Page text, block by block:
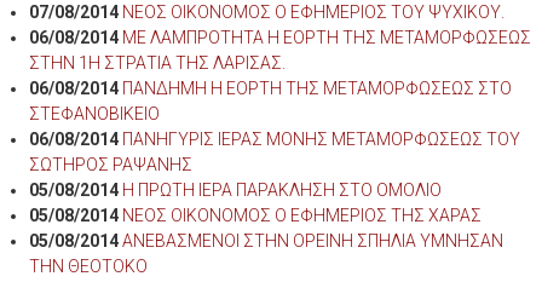
07/08/2014 ΝΕΟΣ ΟΙΚΟΝΟΜΟΣ Ο ΕΦΗΜΕΡΙΟΣ ΤΟΥ ΨΥΧΙΚΟΥ.
06/08/2014 ΜΕ ΛΑΜΠΡΟΤΗΤΑ Η ΕΟΡΤΗ ΤΗΣ ΜΕΤΑΜΟΡΦΩΣΕΩΣ
ΣΤΗΝ 1Η ΣΤΡΑΤΙΑ ΤΗΣ ΛΑΡΙΣΑΣ.
06/08/2014 ΠΑΝΔΗΜΗ Η ΕΟΡΤΗ ΤΗΣ ΜΕΤΑΜΟΡΦΩΣΕΩΣ ΣΤΟ
ΣΤΕΦΑΝΟΒΙΚΕΙΟ
06/08/2014 ΠΑΝΗΓΥΡΙΣ ΙΕΡΑΣ ΜΟΝΗΣ ΜΕΤΑΜΟΡΦΩΣΕΩΣ ΤΟΥ
ΣΩΤΗΡΟΣ ΡΑΨΑΝΗΣ
05/08/2014 Η ΠΡΩΤΗ ΙΕΡΑ ΠΑΡΑΚΛΗΣΗ ΣΤΟ ΟΜΟΛΙΟ
05/08/2014 ΝΕΟΣ ΟΙΚΟΝΟΜΟΣ Ο ΕΦΗΜΕΡΙΟΣ ΤΗΣ ΧΑΡΑΣ
05/08/2014 ΑΝΕΒΑΣΜΕΝΟΙ ΣΤΗΝ ΟΡΕΙΝΗ ΣΠΗΛΙΑ ΥΜΝΗΣΑΝ
ΤΗΝ ΘΕΟΤΟΚΟ